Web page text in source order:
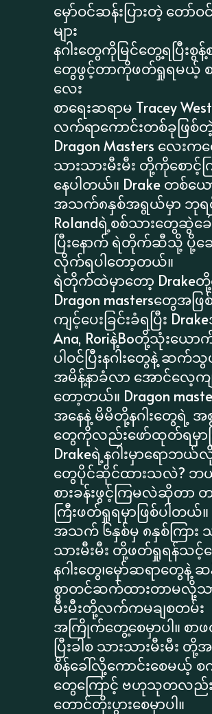
မှော်ဝင်ဆန်းပြားတဲ့ တော်ဝင်
များ
နဂါးတွေကိုမြင်တွေ့ရပြီးစွန့်စ
တွေဖွင့်တာကိုဖတ်ရှုရမယ့်
လေး
စာရေးဆရာမ Tracey
လက်ရာကောင်းတစ်ခုဖြစ်
Dragon Masters လေးက
သားသားမီးမီး တို့်ကိုစော
နေပါတယ်။ Drake တစ်ယ
အသက်၈နှစ်အရွယ်မှာ ဘုရ
Rolandရဲ့စစ်သားတွေဆွဲခေ
ပြီးနောက် ရဲတိုက်ဆီသို့ ပို့ဆ
လိုက်ရပါတော့တယ်။
ရဲတိုက်ထဲမှာတော့ Drake
Dragon mastersတွေအဖ
ကျင့်ပေးခြင်းခံရပြီး
Ana, Roriနဲ့Boတို့သုံးယေ
ပါဝင်ပြီးနဂါးတွေနဲ့ ဆက်
အမိန့်နာခံလာ အောင်လေ့ကျ
တော့တယ်။ Dragon
အနေနဲ့ မိမိတို့နဂါးတွေရဲ့ အ
တွေကိုလည်းဖော်ထုတ်ရမှာဖ
Drakeရဲ့နဂါးမှာရောဘယ်
တွေပိုင်ဆိုင်ထားသလဲ? ဘ
စားခန်းဖွင့်ကြမလဲဆိုတာ
ကြီးဖတ်ရှုရမှာဖြစ်ပါတယ်။
အသက် ၆နှစ်မှ ၈နှစ်ကြား
သားမီးမီး တို့ဖတ်ရှုရန်သင့်တ
နဂါးတွေ၊မှော်ဆရာတွေနဲ့ ဆန်
စွာတင်ဆက်ထားတာမလို့သ
မီးမီးတို့လက်ကမချစတမ်း
အကြိုက်တွေ့စေမှာပါ။ စ
ပြီးခါစ သားသားမီးမီး
စိန်ခေါ်လို့ကောင်းစေမယ့် စ
တွေကြောင့် ဗဟုသုတလည်
တောင်တိုးပွားစေမှာပါ။